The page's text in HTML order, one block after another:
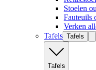
Stoelen
Fauteuils
Verken
Tafels Tafels
Tafels